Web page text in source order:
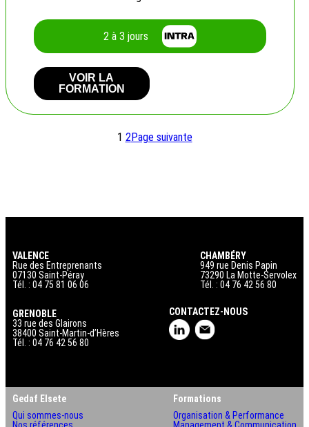
2 à 3 jours
VOIR LA
FORMATION
1 2Page suivante
VALENCE
Rue des Entreprenants
07130 Saint-Péray
Tél. : 04 75 81 06 06
CHAMBÉRY
949 rue Denis Papin
73290 La Motte-Servolex
Tél. : 04 76 42 56 80
GRENOBLE
33 rue des Glairons
38400 Saint-Martin-d’Hères
Tél. : 04 76 42 56 80
CONTACTEZ-NOUS
Gedaf Elsete
Qui sommes-nous
Formations
Organisation & Performance